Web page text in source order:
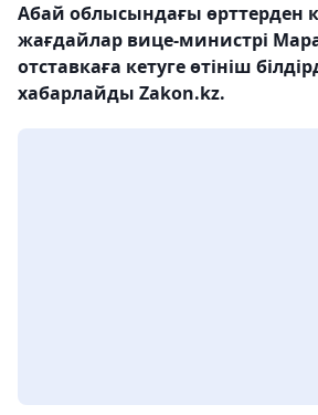
Абай облысындағы өрттерден
жағдайлар вице-министрі
отставкаға кетуге өтініш
хабарлайды Zakon.kz.